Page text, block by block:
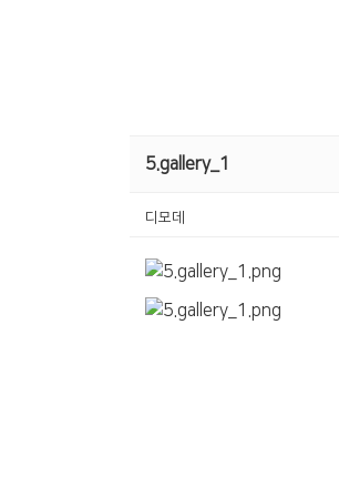
5.gallery_1
디모데